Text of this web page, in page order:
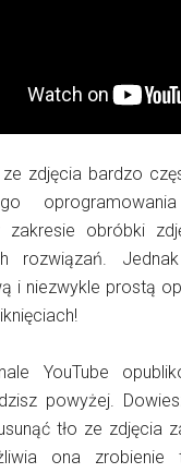
ze zdjęcia bardzo
zakresie obróbki
rozwiązań.
i niezwykle prostą
YouTube
powyżej.
tło ze zdjęcia
ona